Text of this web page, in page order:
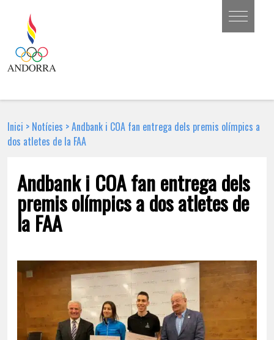
Inici > Notícies >Andbank i COA fan entrega dels premis olímpics a
dos atletes de la FAA
Andbank i COA fan entrega dels
premis olímpics a dos atletes de
la FAA